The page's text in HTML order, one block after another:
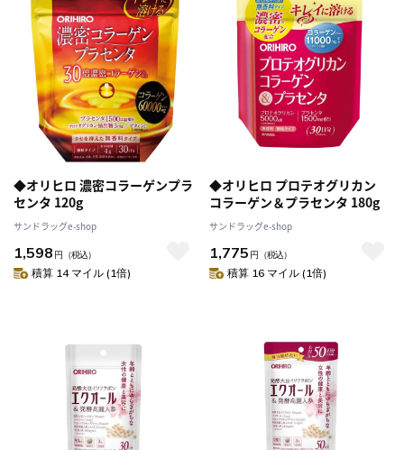
◆オリヒロ 濃密コラーゲンプラ
センタ 120g
サンドラッグe-shop
1,598 円 （税込）
積算 14 マイル (1倍)
◆オリヒロ プロテオグリカン
コラーゲン＆プラセンタ 180g
サンドラッグe-shop
1,775 円 （税込）
積算 16 マイル (1倍)